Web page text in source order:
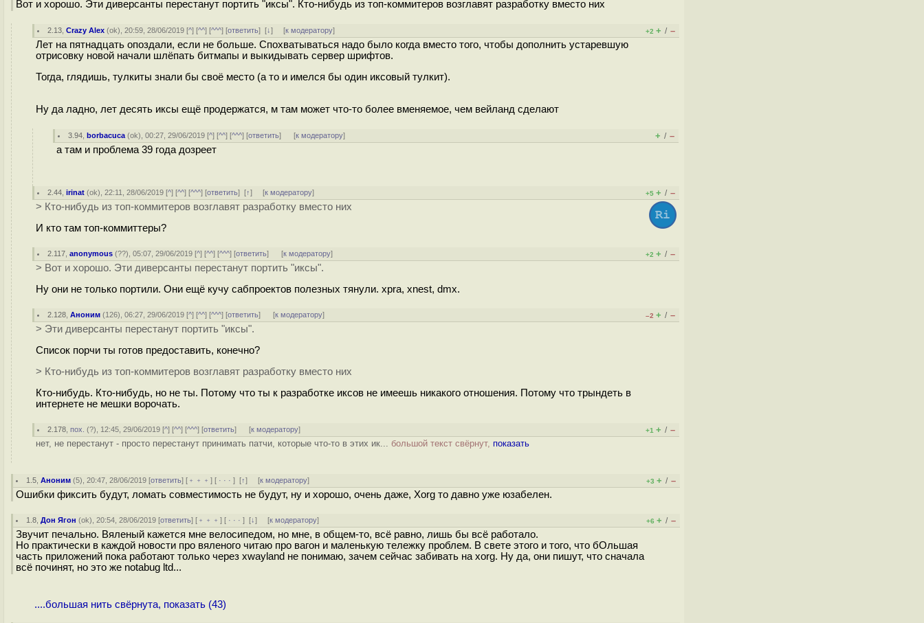
Вот и хорошо. Эти диверсанты перестанут портить "иксы". Кто-нибудь из топ-коммитеров возглавят разработку вместо них
2.13 ,Crazy Alex (ok), 20:59, 28/06/2019 [^] [^^] [^^^] [ответить][↓] [к модератору] +2 + / –
Лет на пятнадцать опоздали, если не больше. Спохватываться надо было когда вместо того, чтобы дополнить устаревшую
отрисовку новой начали шлёпать битмапы и выкидывать сервер шрифтов.
Тогда, глядишь, тулкиты знали бы своё место (а то и имелся бы один иксовый тулкит).
Ну да ладно, лет десять иксы ещё продержатся, м там может что-то более вменяемое, чем вейланд сделают
3.94 ,borbacuca (ok), 00:27, 29/06/2019 [^] [^^] [^^^] [ответить] [к модератору] + / –
а там и проблема 39 года дозреет
2.44 ,irinat (ok), 22:11, 28/06/2019 [^] [^^] [^^^] [ответить][↑] [к модератору] +5 + / –
> Кто-нибудь из топ-коммитеров возглавят разработку вместо них
И кто там топ-коммиттеры?
2.117 ,anonymous (??), 05:07, 29/06/2019 [^] [^^] [^^^] [ответить] [к модератору] +2 + / –
> Вот и хорошо. Эти диверсанты перестанут портить "иксы".
Ну они не только портили. Они ещё кучу сабпроектов полезных тянули. xpra, xnest, dmx.
2.128 ,Аноним (126), 06:27, 29/06/2019 [^] [^^] [^^^] [ответить] [к модератору] –2 + / –
> Эти диверсанты перестанут портить "иксы".
Список порчи ты готов предоставить, конечно?
> Кто-нибудь из топ-коммитеров возглавят разработку вместо них
Кто-нибудь. Кто-нибудь, но не ты. Потому что ты к разработке иксов не имеешь никакого отношения. Потому что трындеть в
интернете не мешки ворочать.
2.178 ,пох. (?), 12:45, 29/06/2019 [^] [^^] [^^^] [ответить] [к модератору] +1 + / –
нет, не перестанут - просто перестанут принимать патчи, которые что-то в этих ик... большой текст свёрнут, показать
1.5 ,Аноним (5), 20:47, 28/06/2019 [ответить] [ ﹢﹢﹢] [ · · ·][↑] [к модератору] +3 + / –
Ошибки фиксить будут, ломать совместимость не будут, ну и хорошо, очень даже, Xorg то давно уже юзабелен.
1.8 ,Дон Ягон (ok), 20:54, 28/06/2019 [ответить] [ ﹢﹢﹢] [ · · ·][↓] [к модератору] +6 + / –
Звучит печально. Вяленый кажется мне велосипедом, но мне, в общем-то, всё равно, лишь бы всё работало.
Но практически в каждой новости про вяленого читаю про вагон и маленькую тележку проблем. В свете этого и того, что бОльшая
часть приложений пока работают только через xwayland не понимаю, зачем сейчас забивать на xorg. Ну да, они пишут, что сначала
всё починят, но это же notabug ltd...
....большая нить свёрнута, показать (43)